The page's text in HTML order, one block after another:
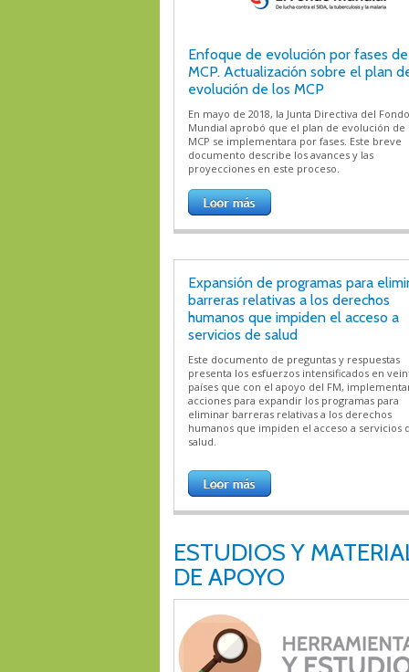
Enfoque de evolución por fases
MCP. Actualización sobre el plan
evolución de los MCP
En mayo de 2018, la Junta Directiva del Fondo
Mundial aprobó que el plan de evolución de
MCP se implementara por fases. Este breve
documento describe los avances y las
proyecciones en este proceso.
Expansión de programas para
barreras relativas a los derechos
humanos que impiden el acceso a
servicios de salud
Este documento de preguntas y respuestas
presenta los esfuerzos intensificados en
países que con el apoyo del FM,
acciones para expandir los programas para
eliminar barreras relativas a los derechos
humanos que impiden el acceso a servicios
salud.
ESTUDIOS Y
DE APOYO